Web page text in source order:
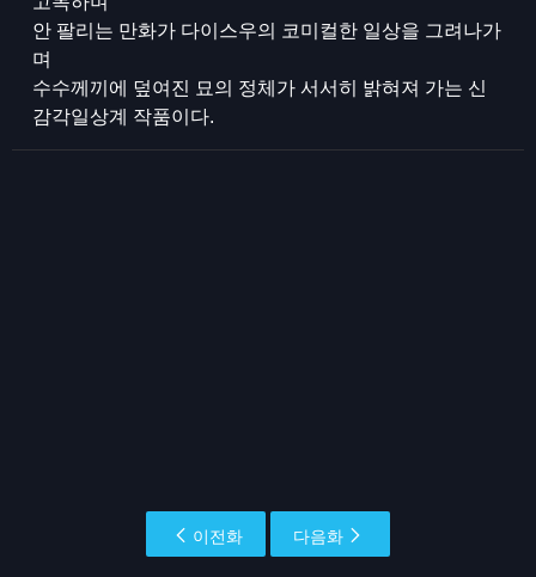
안 팔리는 만화가 다이스우의 코미컬한 일상을 그려나가
며
수수께끼에 덮여진 묘의 정체가 서서히 밝혀져 가는 신
감각일상계 작품이다.
이전화 다음화